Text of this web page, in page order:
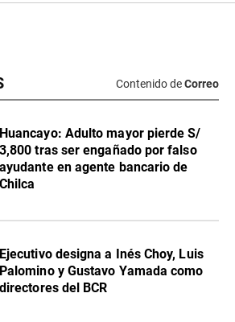
Contenido deCorreo
Huancayo: Adulto mayor pierde S/
3,800 tras ser engañado por falso
ayudante en agente bancario de
Chilca
Ejecutivo designa a Inés Choy, Luis
Palomino y Gustavo Yamada como
directores del BCR